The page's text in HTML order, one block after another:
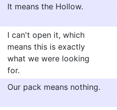
It means the Hollow.
I can't open it, which
means this is exactly
what we were looking
for.
Our pack means nothing.